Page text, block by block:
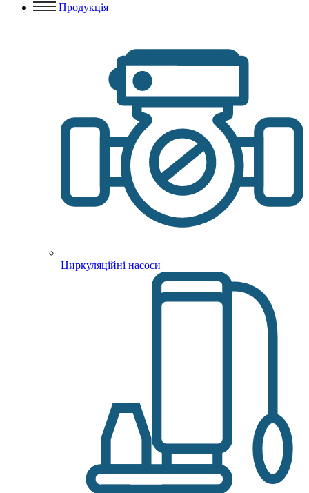
Продукція
Циркуляційні насоси